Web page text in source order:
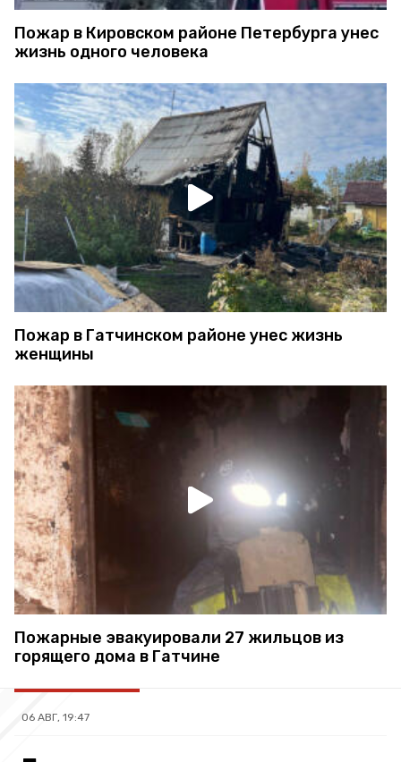
Пожар в Кировском районе Петербурга унес
жизнь одного человека
Пожар в Гатчинском районе унес жизнь
женщины
Пожарные эвакуировали 27 жильцов из
горящего дома в Гатчине
06 АВГ, 19:47